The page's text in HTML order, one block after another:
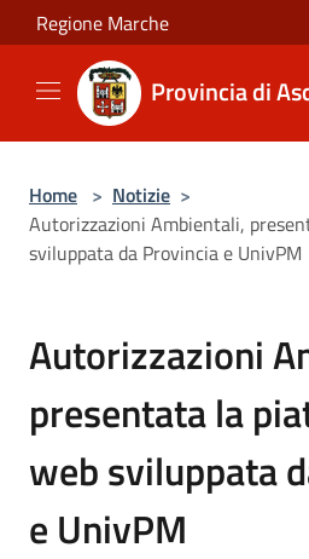
Salta al contenuto principale
Regione Marche
Provincia di
Home > Notizie >
Autorizzazioni Ambientali,
sviluppata da Provincia e UnivPM
Autorizzazioni
presentata la
web sviluppata
e UnivPM